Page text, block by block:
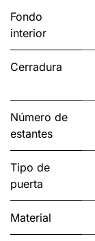
Fondo
interior
Cerradura
Número de
estantes
Tipo de
puerta
Material